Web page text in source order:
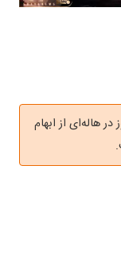
هاله‌ای از ابهام